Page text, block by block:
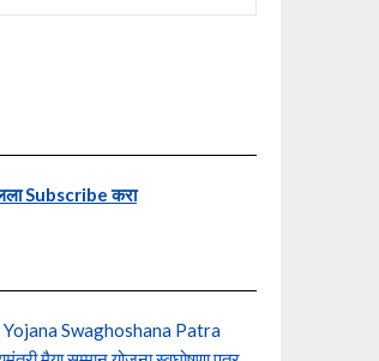
Subscribe करा
Yojana Swaghoshana Patra